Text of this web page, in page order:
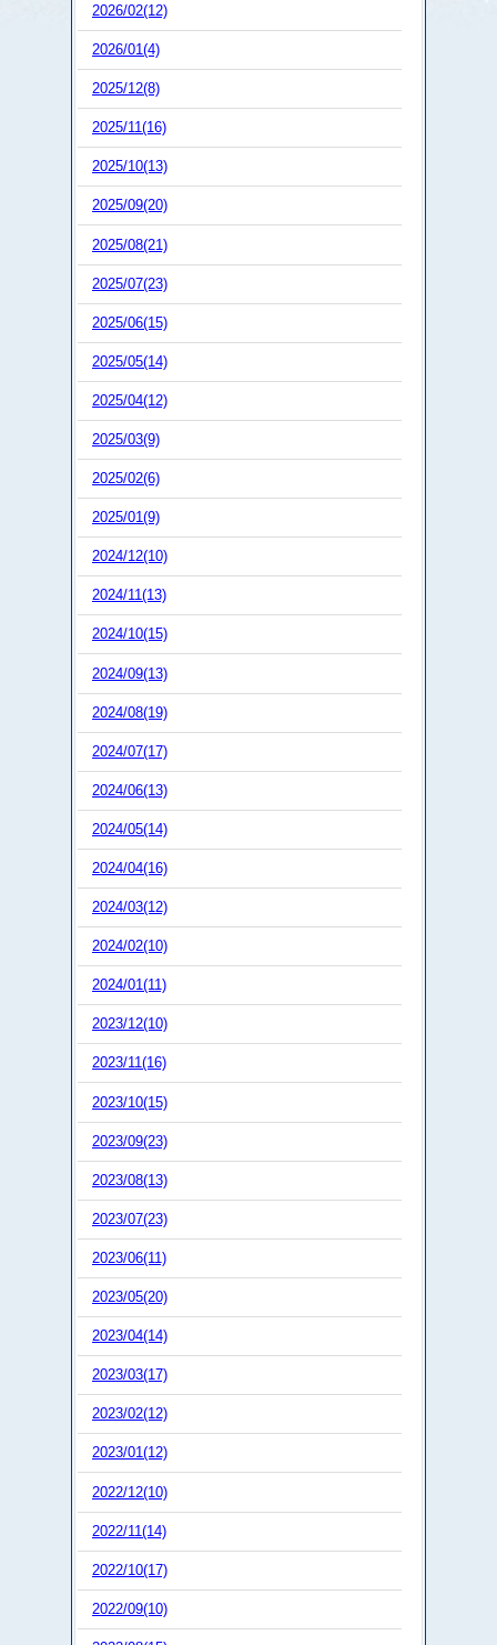
2026/02(12)
2026/01(4)
2025/12(8)
2025/11(16)
2025/10(13)
2025/09(20)
2025/08(21)
2025/07(23)
2025/06(15)
2025/05(14)
2025/04(12)
2025/03(9)
2025/02(6)
2025/01(9)
2024/12(10)
2024/11(13)
2024/10(15)
2024/09(13)
2024/08(19)
2024/07(17)
2024/06(13)
2024/05(14)
2024/04(16)
2024/03(12)
2024/02(10)
2024/01(11)
2023/12(10)
2023/11(16)
2023/10(15)
2023/09(23)
2023/08(13)
2023/07(23)
2023/06(11)
2023/05(20)
2023/04(14)
2023/03(17)
2023/02(12)
2023/01(12)
2022/12(10)
2022/11(14)
2022/10(17)
2022/09(10)